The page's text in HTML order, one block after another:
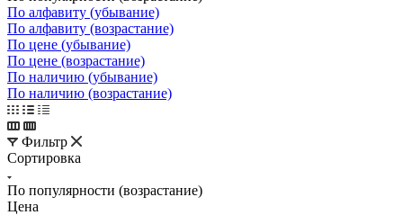
По алфавиту (убывание)
По алфавиту (возрастание)
По цене (убывание)
По цене (возрастание)
По наличию (убывание)
По наличию (возрастание)
Фильтр
Сортировка
По популярности (возрастание)
Цена